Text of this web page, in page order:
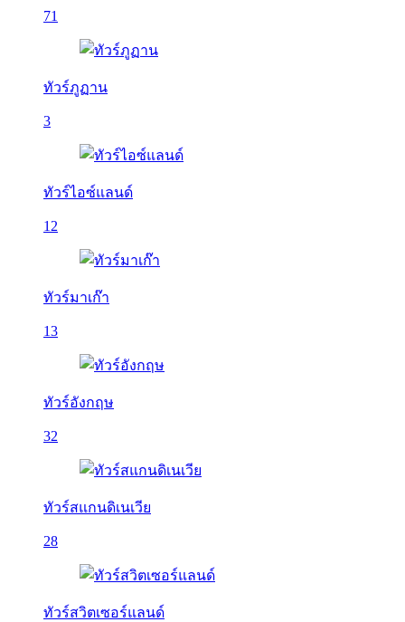
71
ทัวร์ภูฏาน
3
ทัวร์ไอซ์แลนด์
12
ทัวร์มาเก๊า
13
ทัวร์อังกฤษ
32
ทัวร์สแกนดิเนเวีย
28
ทัวร์สวิตเซอร์แลนด์